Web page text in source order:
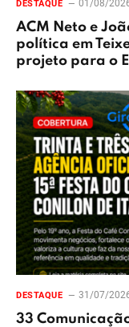
DESTAQUE 01/08/
ACM Neto e
política em
projeto para o
DESTAQUE 31/07/
33